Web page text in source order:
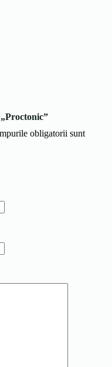
obligatorii sunt